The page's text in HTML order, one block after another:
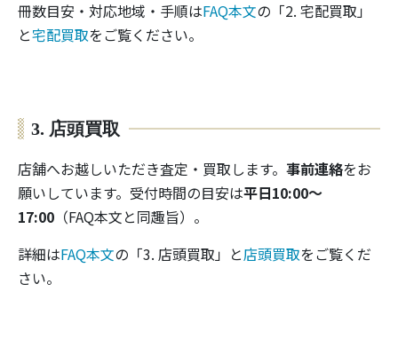
冊数目安・対応地域・手順はFAQ本文の「2. 宅配買取」
と宅配買取をご覧ください。
3. 店頭買取
店舗へお越しいただき査定・買取します。 事前連絡をお
願いしています。受付時間の目安は平日10:00〜
17:00 （FAQ本文と同趣旨）。
詳細はFAQ本文の「3. 店頭買取」と店頭買取をご覧くだ
さい。